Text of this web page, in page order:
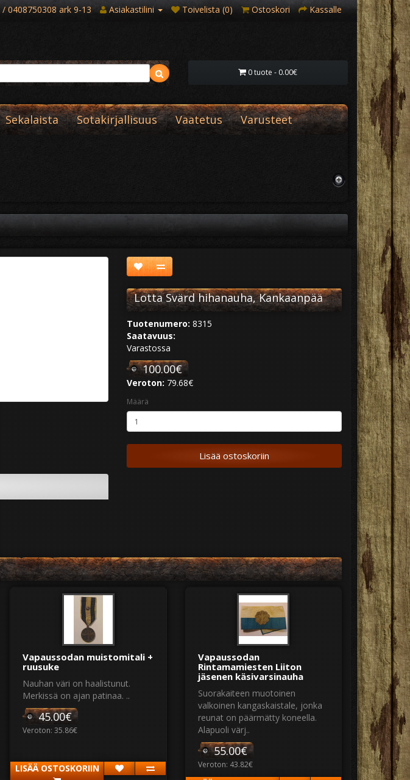
0408750308 ark 9-13 Asiakastilini Toivelista (0) Ostoskori Kassalle
0 tuote - 0.00€
Sekalaista Sotakirjallisuus Vaatetus Varusteet
Lotta Svärd hihanauha, Kankaanpää
Tuotenumero:8315
Saatavuus:
Varastossa
100.00€
Veroton:79.68€
Määrä
Lisää ostoskoriin
Vapaussodan muistomitali +
ruusuke
Nauhan väri on haalistunut.
Merkissä on ajan patinaa. ..
45.00€
Veroton: 35.86€
LISÄÄ OSTOSKORIIN
Vapaussodan
Rintamamiesten Liiton
jäsenen käsivarsinauha
Suorakaiteen muotoinen
valkoinen kangaskaistale, jonka
reunat on päärmätty koneella.
Alapuoli värj..
55.00€
Veroton: 43.82€